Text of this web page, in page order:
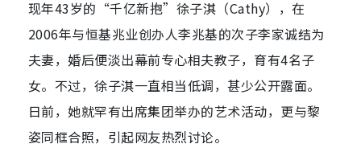
现年43岁的“千亿新抱”徐子淇（Cathy），在
2006年与恒基兆业创办人李兆基的次子李家诚结为
夫妻，婚后便淡出幕前专心相夫教子，育有4名子
女。不过，徐子淇一直相当低调，甚少公开露面。
日前，她就罕有出席集团举办的艺术活动，更与黎
姿同框合照，引起网友热烈讨论。